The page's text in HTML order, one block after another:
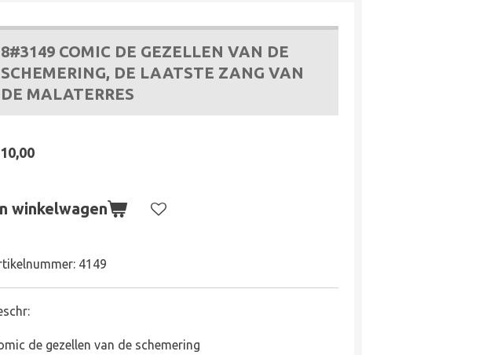
8#3149 COMIC DE GEZELLEN VAN DE
SCHEMERING, DE LAATSTE ZANG VAN
DE MALATERRES
winkelwagen
4149
de gezellen van de schemering